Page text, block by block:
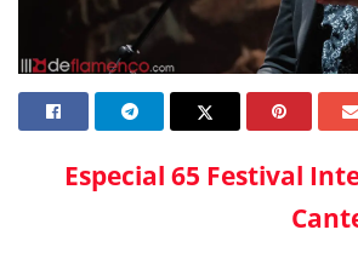
Especial 65 Festival